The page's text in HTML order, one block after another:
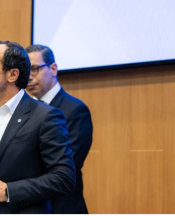
δύο χρόνια, η Κύπρος εξακολουθεί να μην
που να υπερβαίνει τις κυβερνητικές
την αρχή; Γιατί το Κυπριακό παραμένει
αντί να αποτελεί πεδίο εθνικής
του 1974. Γράφεται και από τις αποφάσεις
από τότε.
σε μία περίοδο ή σε μία
που διαχειρίστηκε τις τύχες της
Κάθε πολιτική δύναμη που κυβέρνησε ή
ευθύνης για τις επιλογές, τις
Αντίθετα, η Τουρκία παραμένει η
παραβίαση του διεθνούς δικαίου.